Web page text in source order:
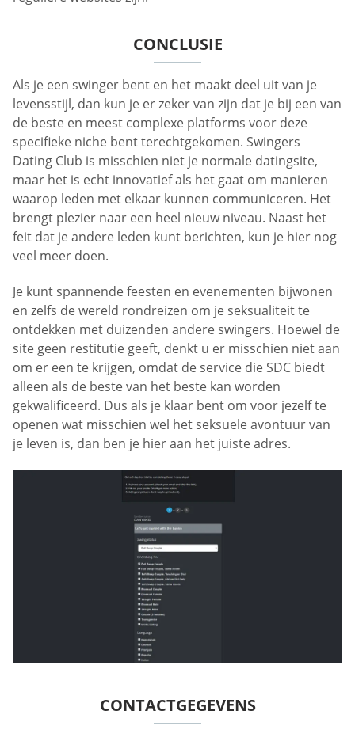
CONCLUSIE
Als je een swinger bent en het maakt deel uit van je
levensstijl, dan kun je er zeker van zijn dat je bij een van
de beste en meest complexe platforms voor deze
specifieke niche bent terechtgekomen. Swingers
Dating Club is misschien niet je normale datingsite,
maar het is echt innovatief als het gaat om manieren
waarop leden met elkaar kunnen communiceren. Het
brengt plezier naar een heel nieuw niveau. Naast het
feit dat je andere leden kunt berichten, kun je hier nog
veel meer doen.
Je kunt spannende feesten en evenementen bijwonen
en zelfs de wereld rondreizen om je seksualiteit te
ontdekken met duizenden andere swingers. Hoewel de
site geen restitutie geeft, denkt u er misschien niet aan
om er een te krijgen, omdat de service die SDC biedt
alleen als de beste van het beste kan worden
gekwalificeerd. Dus als je klaar bent om voor jezelf te
openen wat misschien wel het seksuele avontuur van
je leven is, dan ben je hier aan het juiste adres.
CONTACTGEGEVENS